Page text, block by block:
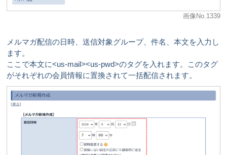
画像No.1339
メルマガ配信の日時、送信対象グループ、件名、本文を入力し
ます。
ここで本文に<us-mail><us-pwd>のタグを入れます。このタグ
がそれぞれの会員情報に置換されて一括配信されます。